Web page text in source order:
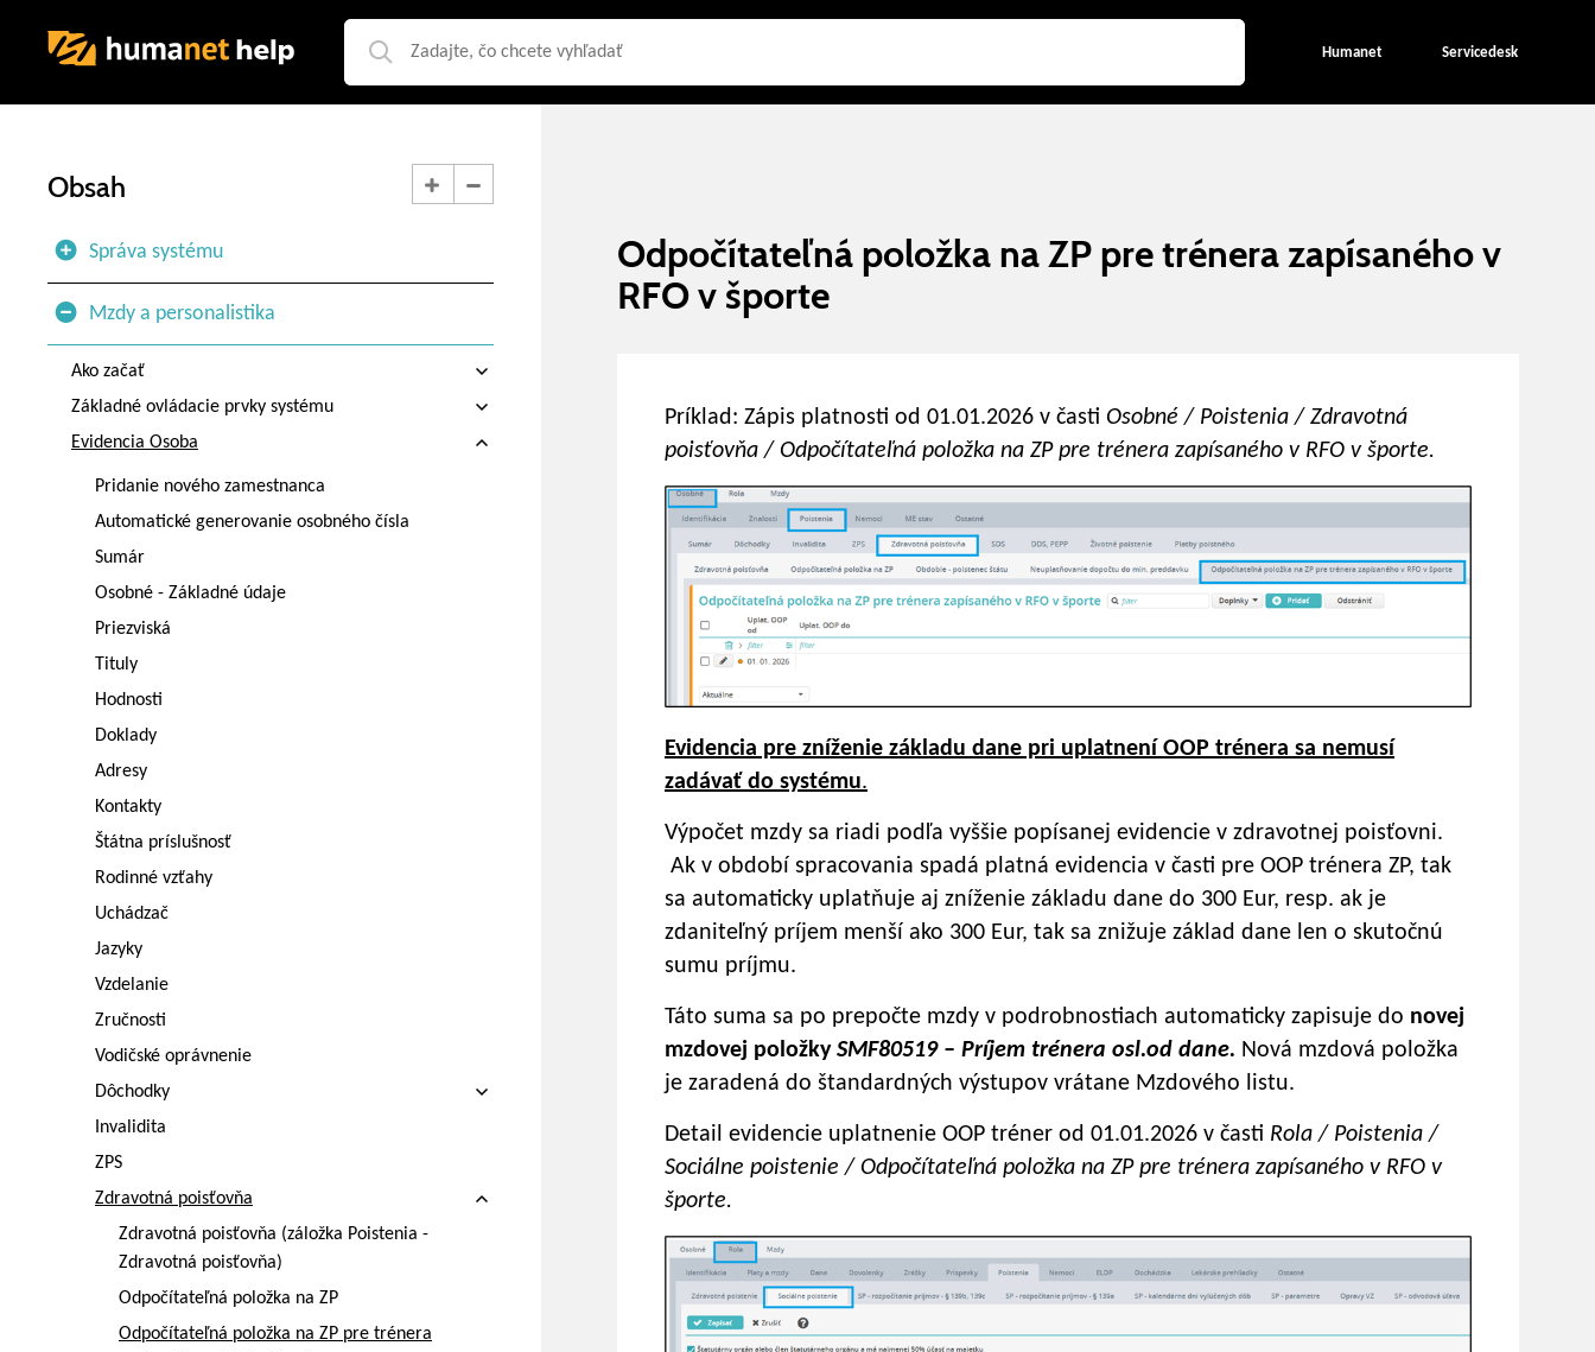
Humanet Servicedesk
Obsah
Správa systému
Mzdy a personalistika
Ako začať
Základné ovládacie prvky systému
Evidencia Osoba
Pridanie nového zamestnanca
Automatické generovanie osobného čísla
Sumár
Osobné - Základné údaje
Priezviská
Tituly
Hodnosti
Doklady
Adresy
Kontakty
Štátna príslušnosť
Rodinné vzťahy
Uchádzač
Jazyky
Vzdelanie
Zručnosti
Vodičské oprávnenie
Dôchodky
Invalidita
ZPS
Zdravotná poisťovňa
Zdravotná poisťovňa (záložka Poistenia -
Zdravotná poisťovňa)
Odpočítateľná položka na ZP
Odpočítateľná položka na ZP pre trénera
Odpočítateľná položka na ZP pre trénera zapísaného v
RFO v športe
Príklad: Zápis platnosti od 01.01.2026 v časti Osobné / Poistenia / Zdravotná
poisťovňa / Odpočítateľná položka na ZP pre trénera zapísaného v RFO v športe.
Evidencia pre zníženie základu dane pri uplatnení OOP trénera sa nemusí
zadávať do systému.
Výpočet mzdy sa riadi podľa vyššie popísanej evidencie v zdravotnej poisťovni.
Ak v období spracovania spadá platná evidencia v časti pre OOP trénera ZP, tak
sa automaticky uplatňuje aj zníženie základu dane do 300 Eur, resp. ak je
zdaniteľný príjem menší ako 300 Eur, tak sa znižuje základ dane len o skutočnú
sumu príjmu.
Táto suma sa po prepočte mzdy v podrobnostiach automaticky zapisuje do novej
mzdovej položkySMF80519 – Príjem trénera osl.od dane. Nová mzdová položka
je zaradená do štandardných výstupov vrátane Mzdového listu.
Detail evidencie uplatnenie OOP tréner od 01.01.2026 v časti Rola / Poistenia /
Sociálne poistenie / Odpočítateľná položka na ZP pre trénera zapísaného v RFO v
športe.